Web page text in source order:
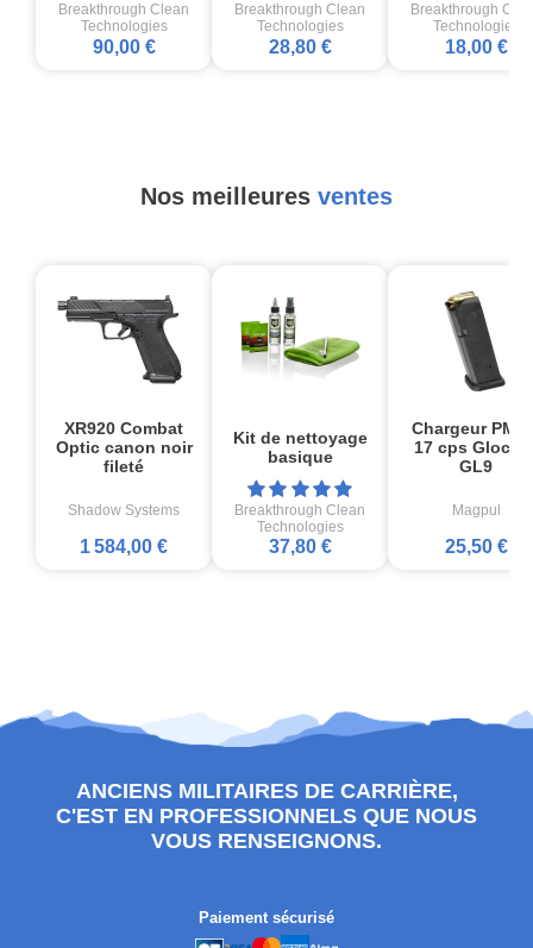
Breakthrough Clean
Technologies
90,00 €
Breakthrough Clean
Technologies
28,80 €
Breakthrough
Technologies
18,00 €
Nos meilleures ventes
XR920 Combat
Optic canon noir
fileté
Shadow Systems
1 584,00 €
Kit de nettoyage
basique
Breakthrough Clean
Technologies
37,80 €
Chargeur
17 cps
GL9
Magpul
25,50 €
ANCIENS MILITAIRES DE CARRIÈRE,
C'EST EN PROFESSIONNELS QUE NOUS
VOUS RENSEIGNONS.
Paiement sécurisé